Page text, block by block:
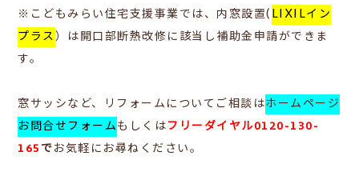
※こどもみらい住宅支援事業では、内窓設置(LIXILイン
プラス）は開口部断熱改修に該当し補助金申請ができま
す。
窓サッシなど、リフォームについてご相談はホームページ
お問合せフォームもしくはフリーダイヤル0120-130-
165でお気軽にお尋ねください。